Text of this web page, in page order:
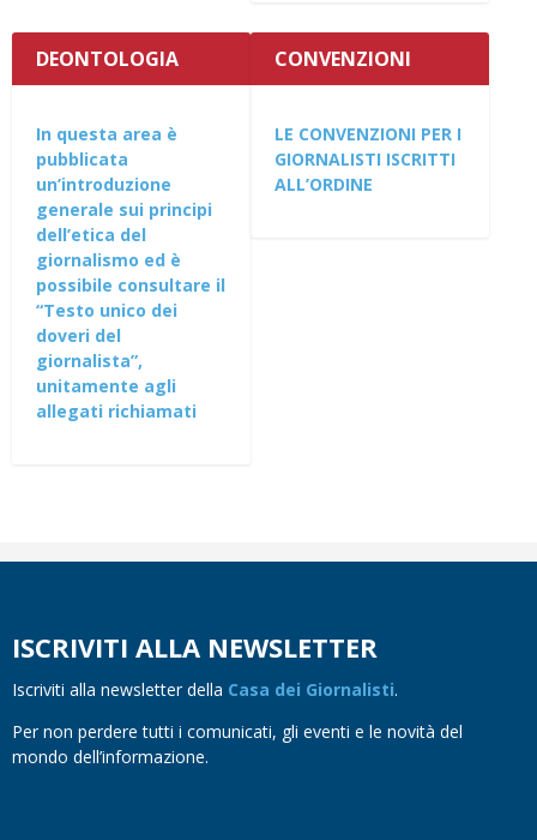
DEONTOLOGIA
In questa area è
pubblicata
un’introduzione
generale sui principi
dell’etica del
giornalismo ed è
possibile consultare il
“Testo unico dei
doveri del
giornalista”,
unitamente agli
allegati richiamati
CONVENZIONI
LE CONVENZIONI PER I
GIORNALISTI ISCRITTI
ALL’ORDINE
ISCRIVITI ALLA NEWSLETTER
Iscriviti alla newsletter della Casa dei Giornalisti.
Per non perdere tutti i comunicati, gli eventi e le novità del
mondo dell’informazione.